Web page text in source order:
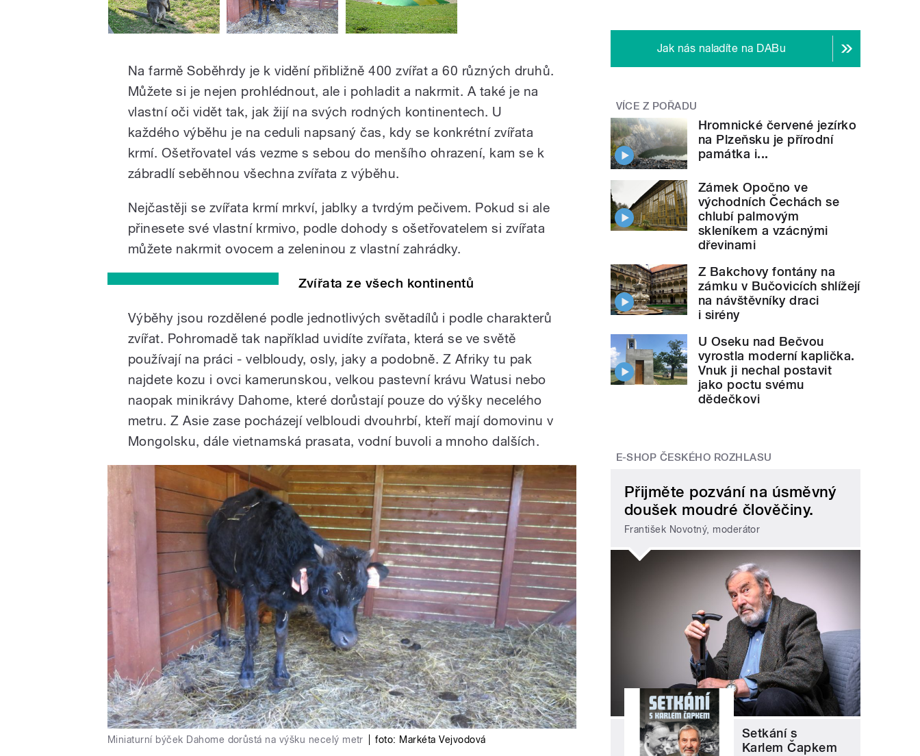
Na farmě Soběhrdy je k vidění přibližně 400 zvířat a 60 různých druhů.
Můžete si je nejen prohlédnout, ale i pohladit a nakrmit. A také je na
vlastní oči vidět tak, jak žijí na svých rodných kontinentech. U
každého výběhu je na ceduli napsaný čas, kdy se konkrétní zvířata
krmí. Ošetřovatel vás vezme s sebou do menšího ohrazení, kam se k
zábradlí seběhnou všechna zvířata z výběhu.
Nejčastěji se zvířata krmí mrkví, jablky a tvrdým pečivem. Pokud si ale
přinesete své vlastní krmivo, podle dohody s ošetřovatelem si zvířata
můžete nakrmit ovocem a zeleninou z vlastní zahrádky.
Zvířata ze všech kontinentů
Výběhy jsou rozdělené podle jednotlivých světadílů i podle charakterů
zvířat. Pohromadě tak například uvidíte zvířata, která se ve světě
používají na práci - velbloudy, osly, jaky a podobně. Z Afriky tu pak
najdete kozu i ovci kamerunskou, velkou pastevní krávu Watusi nebo
naopak minikrávy Dahome, které dorůstají pouze do výšky necelého
metru. Z Asie zase pocházejí velbloudi dvouhrbí, kteří mají domovinu v
Mongolsku, dále vietnamská prasata, vodní buvoli a mnoho dalších.
Miniaturní býček Dahome dorůstá na výšku necelý metr foto: Markéta Vejvodová
Jak nás naladíte na DABu
VÍCE Z POŘADU
Hromnické červené jezírko
na Plzeňsku je přírodní
památka i...
Zámek Opočno ve
východních Čechách se
chlubí palmovým
skleníkem a vzácnými
dřevinami
Z Bakchovy fontány na
zámku v Bučovicích shlížejí
na návštěvníky draci
i sirény
U Oseku nad Bečvou
vyrostla moderní kaplička.
Vnuk ji nechal postavit
jako poctu svému
dědečkovi
E-SHOP ČESKÉHO ROZHLASU
Přijměte pozvání na úsměvný
doušek moudré člověčiny.
František Novotný, moderátor
Setkání s
Karlem Čapkem